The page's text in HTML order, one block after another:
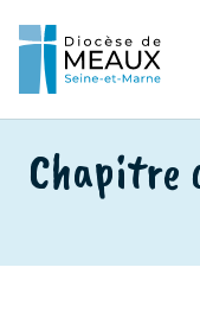
Chapitre